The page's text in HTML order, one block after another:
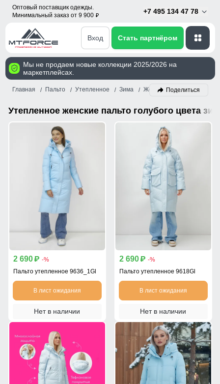
Оптовый поставщик одежды.
Минимальный заказ от 9 900 p
+7 495 134 47 78
Вход Стать партнёром
Мы не продаем новые коллекции 2025/2026 на
маркетплейсах.
Главная Пальто Утепленное Зима Женский Голубой
Поделиться
Утепленное женские пальто голубого цвета
2 690 p -%
Пальто утепленное 9636_1Gl
В лист ожидания
Нет в наличии
2 690 p -%
Пальто утепленное 9618Gl
В лист ожидания
Нет в наличии